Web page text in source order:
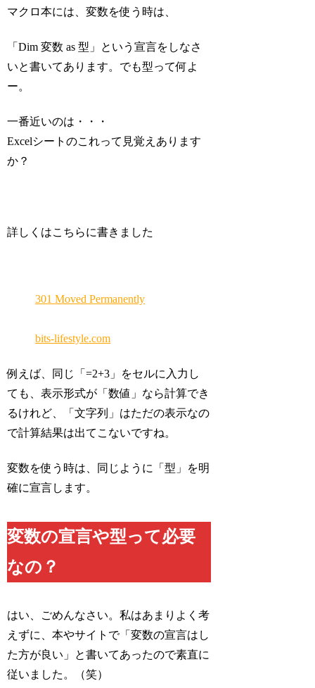
マクロ本には、変数を使う時は、
「Dim 変数 as 型」
という宣言をしなさ
いと書いてあります。でも型って何よ
ー。
一番近いのは・・・
Excelシートのこれって見覚えあります
か？
詳しくはこちらに書きました
301 Moved Permanently
bits-lifestyle.com
例えば、同じ「=2+3」をセルに入力し
ても、表示形式が「数値」なら計算でき
るけれど、「文字列」はただの表示なの
で計算結果は出てこないですね。
変数を使う時は、同じように「型」を明
確に宣言します。
変数の宣言や型って必要
なの？
はい、ごめんなさい。私はあまりよく考
えずに、本やサイトで「変数の宣言はし
た方が良い」と書いてあったので素直に
従いました。（笑）